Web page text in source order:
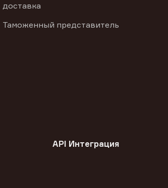
доставка
Таможенный представитель
API Интеграция